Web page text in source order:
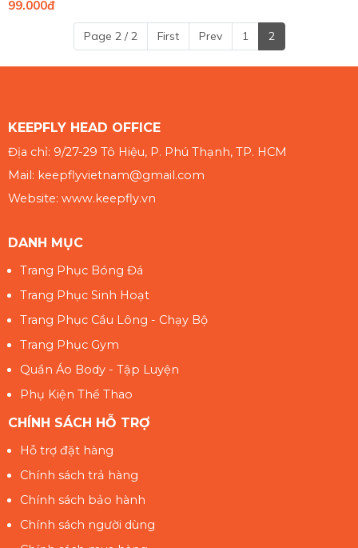
99.000đ
Page 2 / 2 First Prev 1 2
KEEPFLY HEAD OFFICE
Địa chỉ: 9/27-29 Tô Hiệu, P. Phú Thạnh, TP. HCM
Mail: keepflyvietnam@gmail.com
Website: www.keepfly.vn
DANH MỤC
Trang Phục Bóng Đá
Trang Phục Sinh Hoạt
Trang Phục Cầu Lông - Chạy Bộ
Trang Phục Gym
Quần Áo Body - Tập Luyện
Phụ Kiện Thể Thao
CHÍNH SÁCH HỖ TRỢ
Hỗ trợ đặt hàng
Chính sách trả hàng
Chính sách bảo hành
Chính sách người dùng